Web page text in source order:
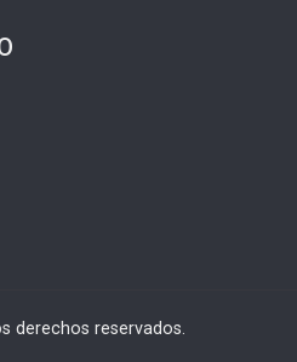
derechos reservados.